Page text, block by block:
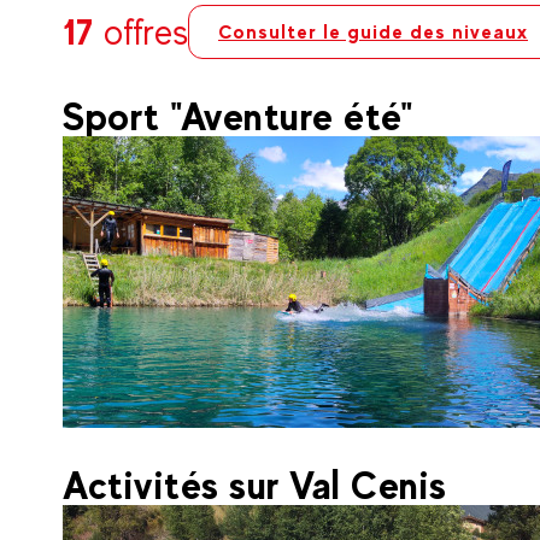
17 offres Consulter le guide des niveaux
Sport "Aventure été"
Valfréjus
Aquasensations® (Val
Activités sur Val Cenis